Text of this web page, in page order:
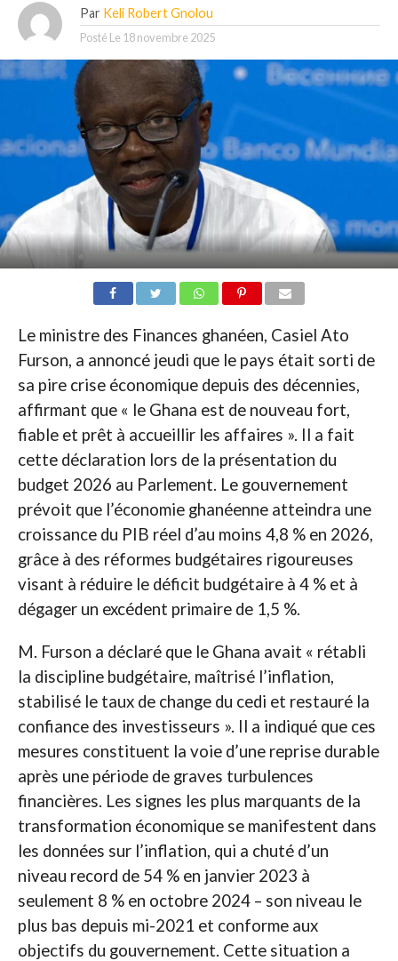
Par Keli Robert Gnolou
Posté Le 18 novembre 2025
Le ministre des Finances ghanéen, Casiel Ato
Furson, a annoncé jeudi que le pays était sorti de
sa pire crise économique depuis des décennies,
affirmant que « le Ghana est de nouveau fort,
fiable et prêt à accueillir les affaires ». Il a fait
cette déclaration lors de la présentation du
budget 2026 au Parlement. Le gouvernement
prévoit que l’économie ghanéenne atteindra une
croissance du PIB réel d’au moins 4,8 % en 2026,
grâce à des réformes budgétaires rigoureuses
visant à réduire le déficit budgétaire à 4 % et à
dégager un excédent primaire de 1,5 %.
M. Furson a déclaré que le Ghana avait « rétabli
la discipline budgétaire, maîtrisé l’inflation,
stabilisé le taux de change du cedi et restauré la
confiance des investisseurs ». Il a indiqué que ces
mesures constituent la voie d’une reprise durable
après une période de graves turbulences
financières. Les signes les plus marquants de la
transformation économique se manifestent dans
les données sur l’inflation, qui a chuté d’un
niveau record de 54 % en janvier 2023 à
seulement 8 % en octobre 2024 – son niveau le
plus bas depuis mi-2021 et conforme aux
objectifs du gouvernement. Cette situation a